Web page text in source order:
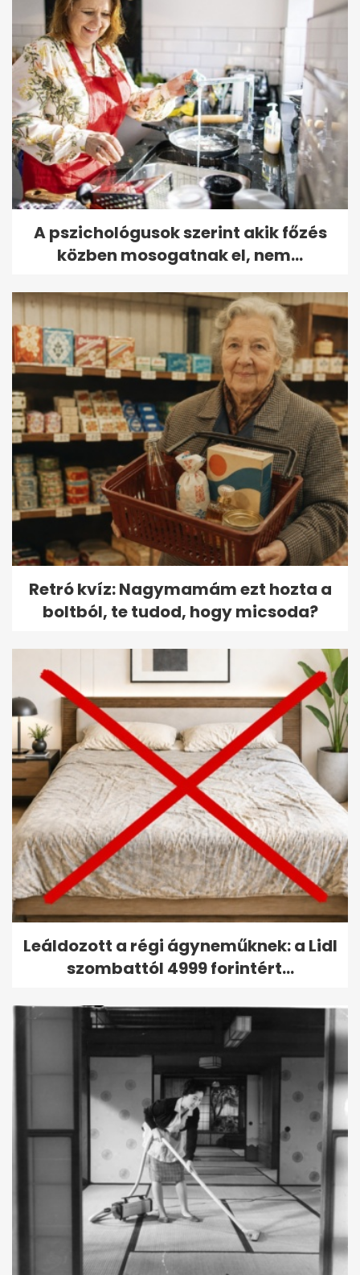
A pszichológusok szerint akik főzés
közben mosogatnak el, nem...
Retró kvíz: Nagymamám ezt hozta a
boltból, te tudod, hogy micsoda?
Leáldozott a régi ágyneműknek: a Lidl
szombattól 4999 forintért...